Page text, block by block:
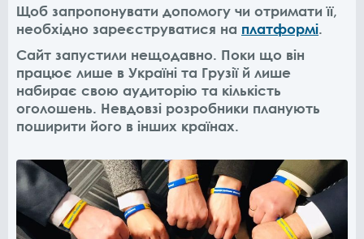
Щоб запропонувати допомогу чи отримати її,
необхідно зареєструватися на платформі.
Сайт запустили нещодавно. Поки що він
працює лише в Україні та Грузії й лише
набирає свою аудиторію та кількість
оголошень. Невдовзі розробники планують
поширити його в інших країнах.